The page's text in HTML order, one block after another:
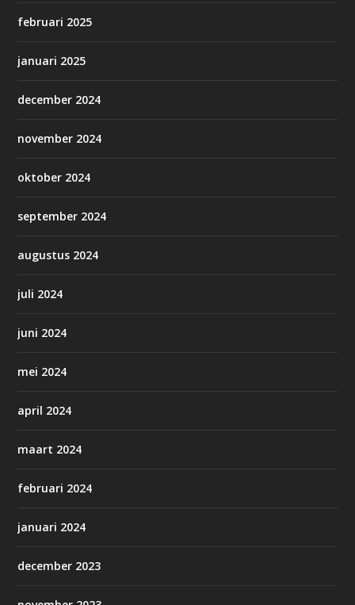
februari 2025
januari 2025
december 2024
november 2024
oktober 2024
september 2024
augustus 2024
juli 2024
juni 2024
mei 2024
april 2024
maart 2024
februari 2024
januari 2024
december 2023